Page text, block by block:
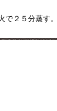
で２５分蒸す。